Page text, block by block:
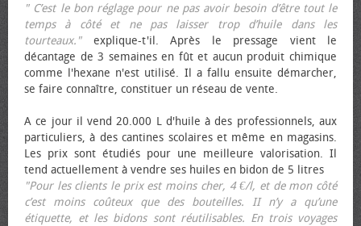
" C’est le bon réglage pour ne pas avoir besoin d’être tout le
temps à côté et ne pas laisser trop d’huile dans les
tourteaux."explique-t'il. Après le pressage vient le
décantage de 3 semaines en fût et aucun produit chimique
comme l'hexane n'est utilisé. Il a fallu ensuite démarcher,
se faire connaître, constituer un réseau de vente.
A ce jour il vend 20.000 L d'huile à des professionnels, aux
particuliers, à des cantines scolaires et même en magasins.
Les prix sont étudiés pour une meilleure valorisation. Il
tend actuellement à vendre ses huiles en bidon de 5 litres
"Pour les clients le prix est moins cher, 4 €/l, et de mon côté
c’est moins coûteux que des bouteilles. II n’y a qu’une
étiquette, et les bidons sont réutilisables. En trois voyages